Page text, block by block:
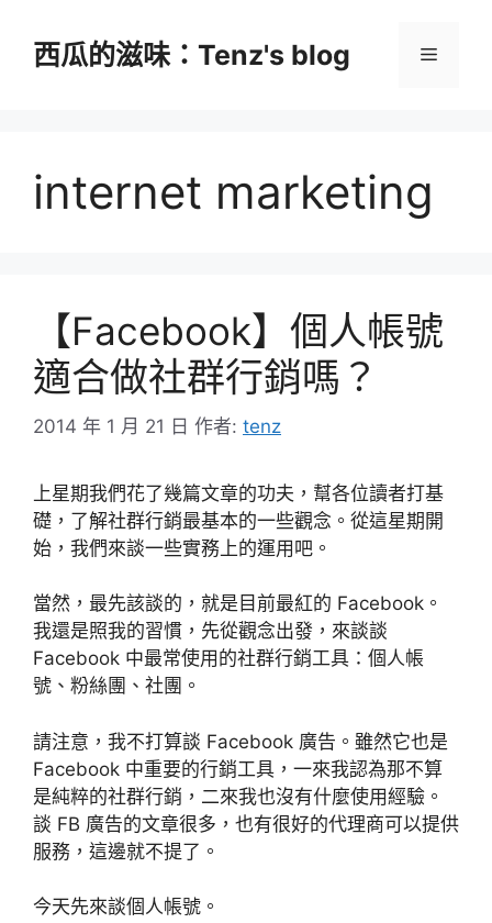
西瓜的滋味：Tenz's blog 選
internet marketing
【Facebook】個人帳號
適合做社群行銷嗎？
2014 年 1 月 21 日 作者: tenz
上星期我們花了幾篇文章的功夫，幫各位讀者打基
礎，了解社群行銷最基本的一些觀念。從這星期開
始，我們來談一些實務上的運用吧。
當然，最先該談的，就是目前最紅的 Facebook。
我還是照我的習慣，先從觀念出發，來談談
Facebook 中最常使用的社群行銷工具：個人帳
號、粉絲團、社團。
請注意，我不打算談 Facebook 廣告。雖然它也是
Facebook 中重要的行銷工具，一來我認為那不算
是純粹的社群行銷，二來我也沒有什麼使用經驗。
談 FB 廣告的文章很多，也有很好的代理商可以提供
服務，這邊就不提了。
今天先來談個人帳號。